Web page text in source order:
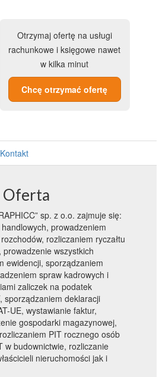
Otrzymaj ofertę na usługi
rachunkowe i księgowe nawet
w kilka minut
Chcę otrzymać ofertę
Kontakt
Oferta
sp. z o.o. zajmuje się:
prowadzeniem
rozliczaniem ryczałtu
wszystkich
ewidencji, sporządzaniem
spraw kadrowych i
zaliczek na podatek
sporządzaniem deklaracji
UE, wystawianie faktur,
gospodarki magazynowej,
PIT rocznego osób
w budownictwie, rozliczanie
nieruchomości jak i